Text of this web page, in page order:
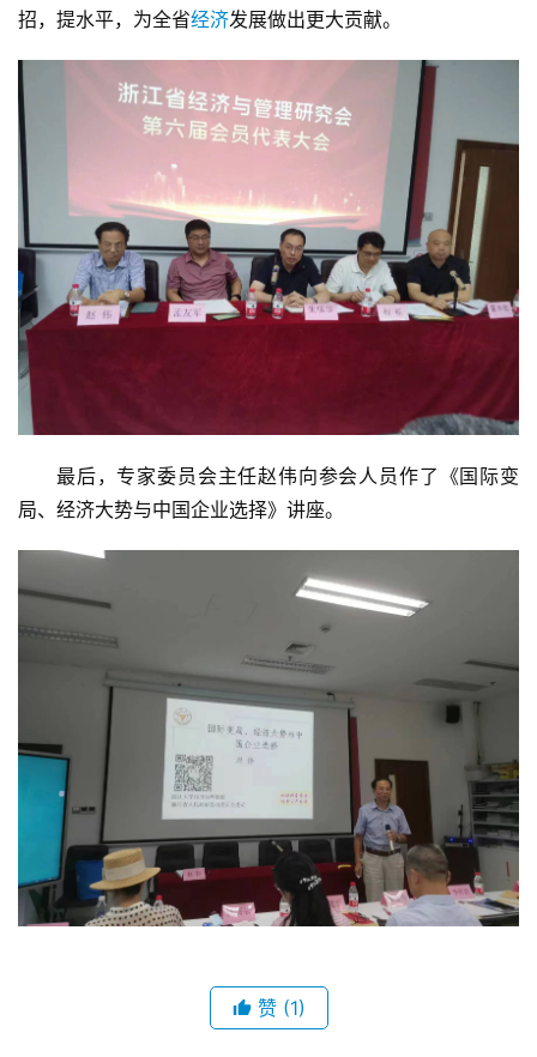
招，提水平，为全省经济发展做出更大贡献。
最后，专家委员会主任赵伟向参会人员作了《国际变
局、经济大势与中国企业选择》讲座。
赞 (1)